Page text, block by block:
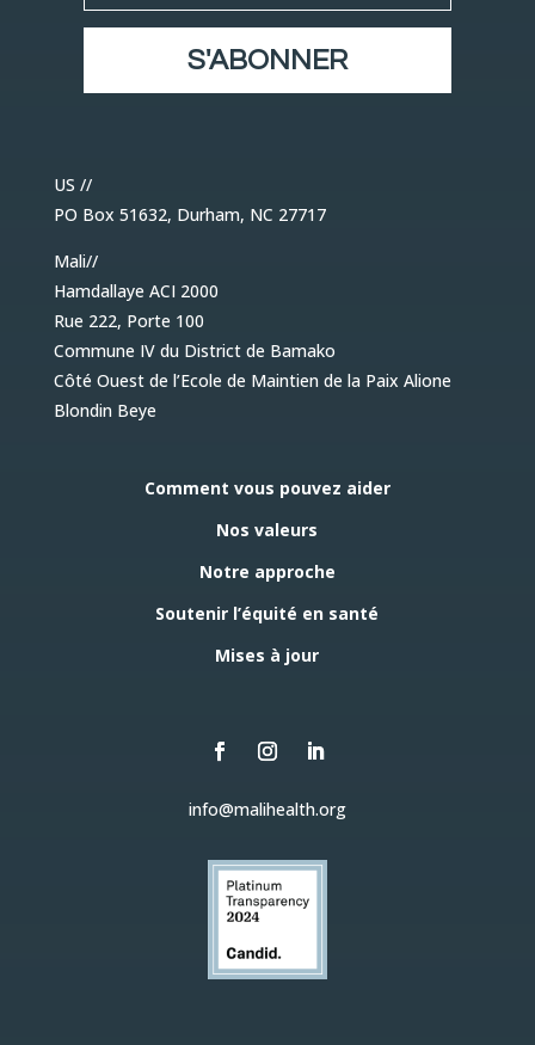
S'ABONNER
US //
PO Box 51632, Durham, NC 27717
Mali//
Hamdallaye ACI 2000
Rue 222, Porte 100
Commune IV du District de Bamako
Côté Ouest de l’Ecole de Maintien de la Paix Alione
Blondin Beye
Comment vous pouvez aider
Nos valeurs
Notre approche
Soutenir l’équité en santé
Mises à jour
info@malihealth.org